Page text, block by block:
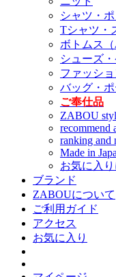
シャツ・
Tシャツ・
ボトムス（
シューズ
ファッシ
バッグ・
ご奉仕品
ZABOU
recommend
ranking and
Made in
お気に入
ブランド
ZABOUについて
ご利用ガイド
アクセス
お気に入り